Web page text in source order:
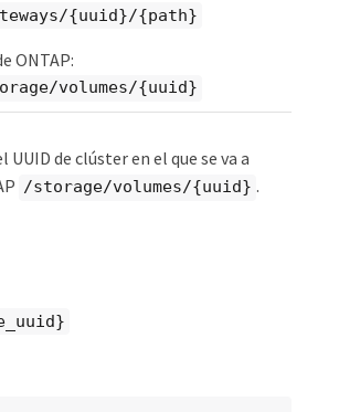
{uuid}/{path}
ONTAP:
volumes/{uuid}
de clúster en el que se va a
/storage/volumes/{uuid} .